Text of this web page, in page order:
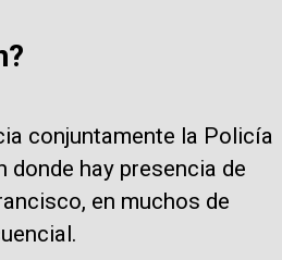
conjuntamente la Policía
donde hay presencia de
en muchos de